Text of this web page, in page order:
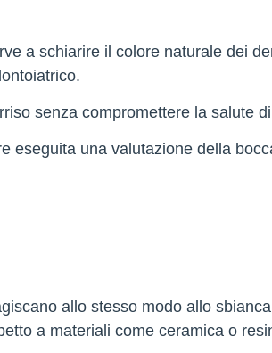
a schiarire il colore naturale dei
senza compromettere la salute
eseguita una valutazione della
allo stesso modo allo
a materiali come ceramica o